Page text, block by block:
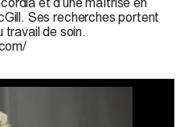
. Ses recherches portent
travail de soin.